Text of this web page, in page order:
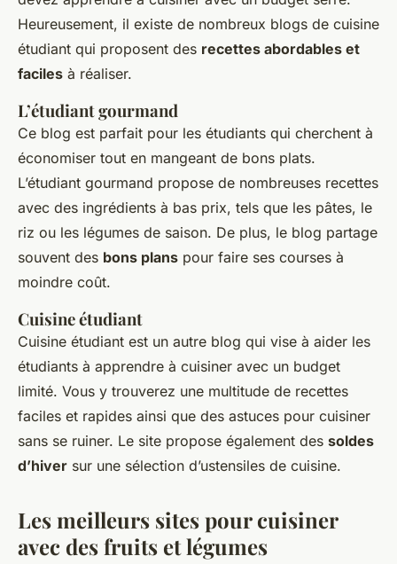
Heureusement, il existe de nombreux blogs de cuisine
étudiant qui proposent des recettes abordables et
faciles à réaliser.
L’étudiant gourmand
Ce blog est parfait pour les étudiants qui cherchent à
économiser tout en mangeant de bons plats.
L’étudiant gourmand propose de nombreuses recettes
avec des ingrédients à bas prix, tels que les pâtes, le
riz ou les légumes de saison. De plus, le blog partage
souvent des bons plans pour faire ses courses à
moindre coût.
Cuisine étudiant
Cuisine étudiant est un autre blog qui vise à aider les
étudiants à apprendre à cuisiner avec un budget
limité. Vous y trouverez une multitude de recettes
faciles et rapides ainsi que des astuces pour cuisiner
sans se ruiner. Le site propose également des soldes
d’hiver sur une sélection d’ustensiles de cuisine.
Les meilleurs sites pour cuisiner
avec des fruits et légumes